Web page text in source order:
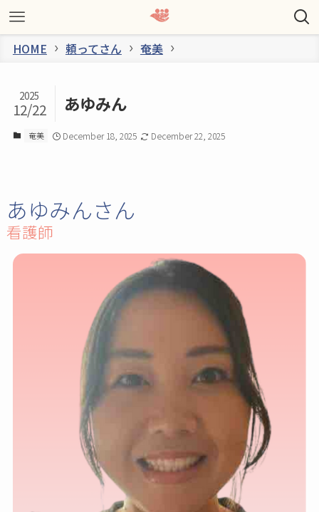
HOME 頼ってさん 奄美
あゆみん
2025
12/22
奄美 December 18, 2025 December 22, 2025
あゆみんさん
看護師